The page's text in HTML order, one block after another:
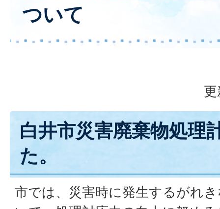
ついて
白井市災害廃棄物処理
た。
市では、災害時に発生するがれ